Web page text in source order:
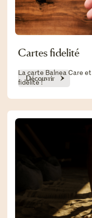
Cartes fidelité
La carte Balnea Care
fidélité !